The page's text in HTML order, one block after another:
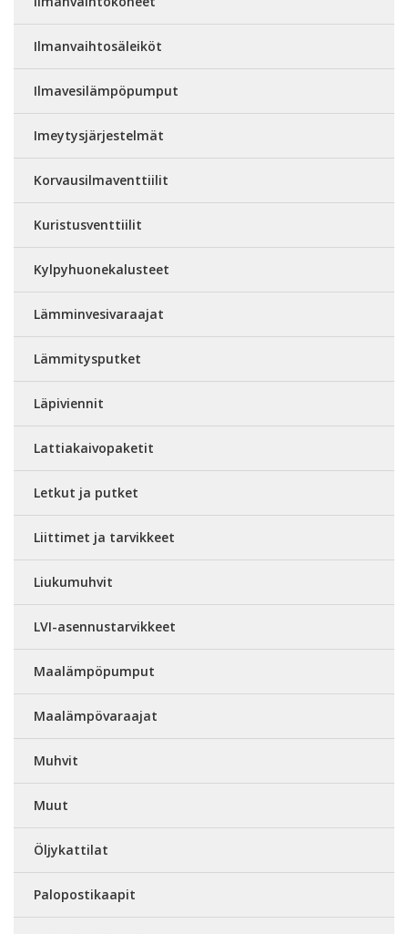
Ilmanvaihtosäleiköt
Ilmavesilämpöpumput
Imeytysjärjestelmät
Korvausilmaventtiilit
Kuristusventtiilit
Kylpyhuonekalusteet
Lämminvesivaraajat
Lämmitysputket
Läpiviennit
Lattiakaivopaketit
Letkut ja putket
Liittimet ja tarvikkeet
Liukumuhvit
LVI-asennustarvikkeet
Maalämpöpumput
Maalämpövaraajat
Muhvit
Muut
Öljykattilat
Palopostikaapit